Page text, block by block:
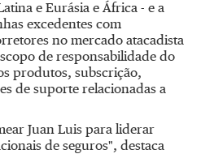
e Eurásia e África - e a
excedentes com
no mercado atacadista
de responsabilidade do
produtos, subscrição,
de suporte relacionadas a
Juan Luis para liderar
de seguros", destaca